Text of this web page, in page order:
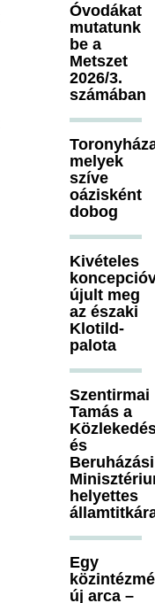
Óvodákat
mutatunk
be a
Metszet
2026/3.
számában
melyek
szíve
oázisként
dobog
Kivételes
újult meg
az északi
Klotild-
palota
Szentirmai
Tamás a
és
Beruházási
helyettes
Egy
új arca –